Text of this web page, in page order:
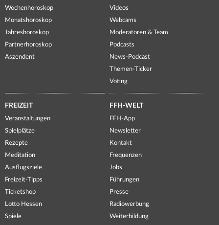
Wochenhoroskop
Monatshoroskop
Jahreshoroskop
Partnerhoroskop
Aszendent
Videos
Webcams
Moderatoren & Team
Podcasts
News-Podcast
Themen-Ticker
Voting
FREIZEIT
Veranstaltungen
Spielplätze
Rezepte
Meditation
Ausflugsziele
Freizeit-Tipps
Ticketshop
Lotto Hessen
Spiele
FFH-WELT
FFH-App
Newsletter
Kontakt
Frequenzen
Jobs
Führungen
Presse
Radiowerbung
Weiterbildung